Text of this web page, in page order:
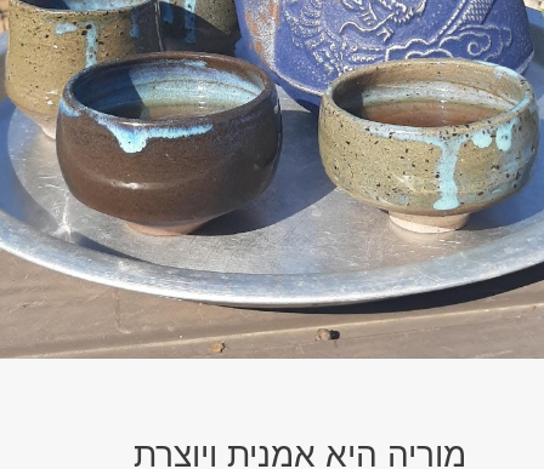
מוריה היא אמנית ויוצרת